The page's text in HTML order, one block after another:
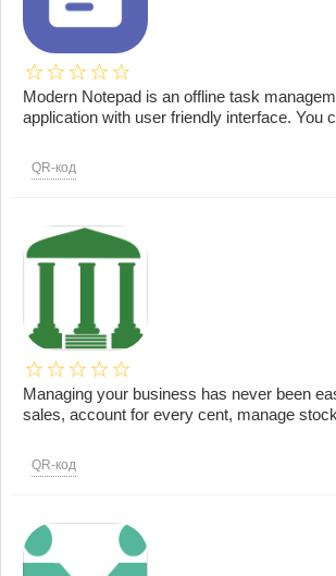
Modern Notepad is an offline task
application with user friendly interface. You
QR-код
Managing your business has never been
sales, account for every cent, manage
QR-код